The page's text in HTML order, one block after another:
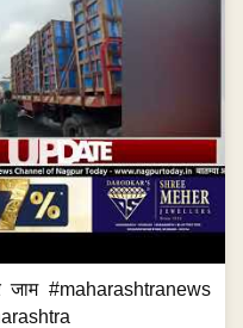
जाम #maharashtranews